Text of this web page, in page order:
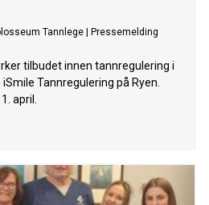
Tannlege Pressemelding
tilbudet innen tannregulering i
Tannregulering på Ryen.
april.